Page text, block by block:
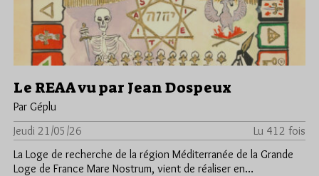
Le REAA vu par Jean Dospeux
Par Géplu
Jeudi 21/05/26
Lu 412 fois
La Loge de recherche de la région Méditerranée de la Grande
Loge de France Mare Nostrum, vient de réaliser en…